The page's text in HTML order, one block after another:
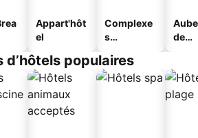
Appart'hôt
el
Complexe
s
s
de
populaires